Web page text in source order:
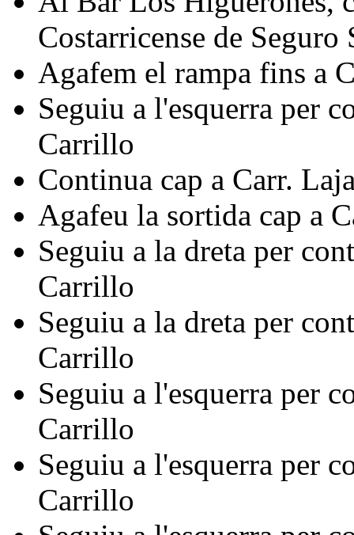
Costarricense de
Agafem el rampa fins a
Seguiu a l'esquerra per
Carrillo
Continua cap a Carr.
Agafeu la sortida cap a
Seguiu a la dreta per
Carrillo
Seguiu a la dreta per
Carrillo
Seguiu a l'esquerra per
Carrillo
Seguiu a l'esquerra per
Carrillo